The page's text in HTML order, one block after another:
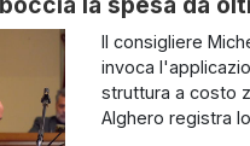
Il consigliere
invoca
struttura a costo
Alghero registra